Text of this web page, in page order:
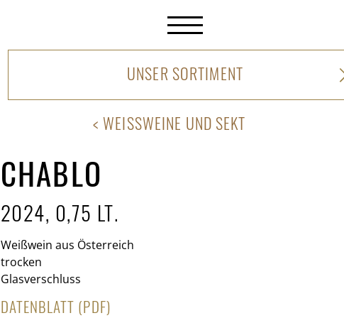
UNSER SORTIMENT
WEISSWEINE UND SEKT
CHABLO
2024, 0,75 LT.
Weißwein aus Österreich
trocken
Glasverschluss
DATENBLATT (PDF)